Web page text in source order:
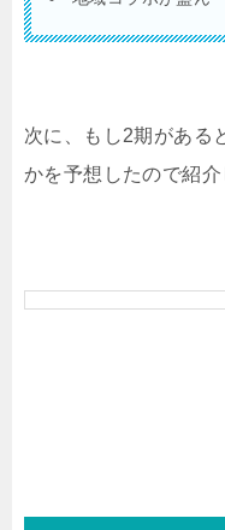
次に、もし2期がある
かを予想したので紹介